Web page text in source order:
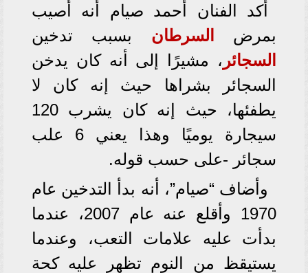
أكد الفنان أحمد صيام أنه أصيب
بمرض
السرطان بسبب تدخين
السجائر ، مشيرًا إلى أنه كان يدخن
السجائر بشراها حيث إنه كان لا
يطفئها، حيث إنه كان يشرب 120
سيجارة يوميًا وهذا يعني 6 علب
سجائر -على حسب قوله.
وأضاف “صيام”، أنه بدأ التدخين عام
1970 وأقلع عنه عام 2007، عندما
بدأت عليه علامات التعب، وعندما
يستيقظ من النوم تظهر عليه كحة